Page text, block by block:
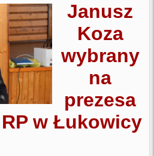
Janusz
Koza
wybrany
na
prezesa
RP w Łukowicy